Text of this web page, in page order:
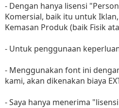
- Dengan hanya lisensi
Komersial, baik itu untuk
Kemasan Produk (baik Fisik
- Untuk penggunaan
- Menggunakan font ini
kami, akan dikenakan biaya
- Saya hanya menerima